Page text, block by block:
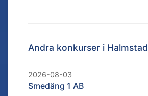
Andra konkurser i Halmstad
2026-08-03
Smedäng 1 AB